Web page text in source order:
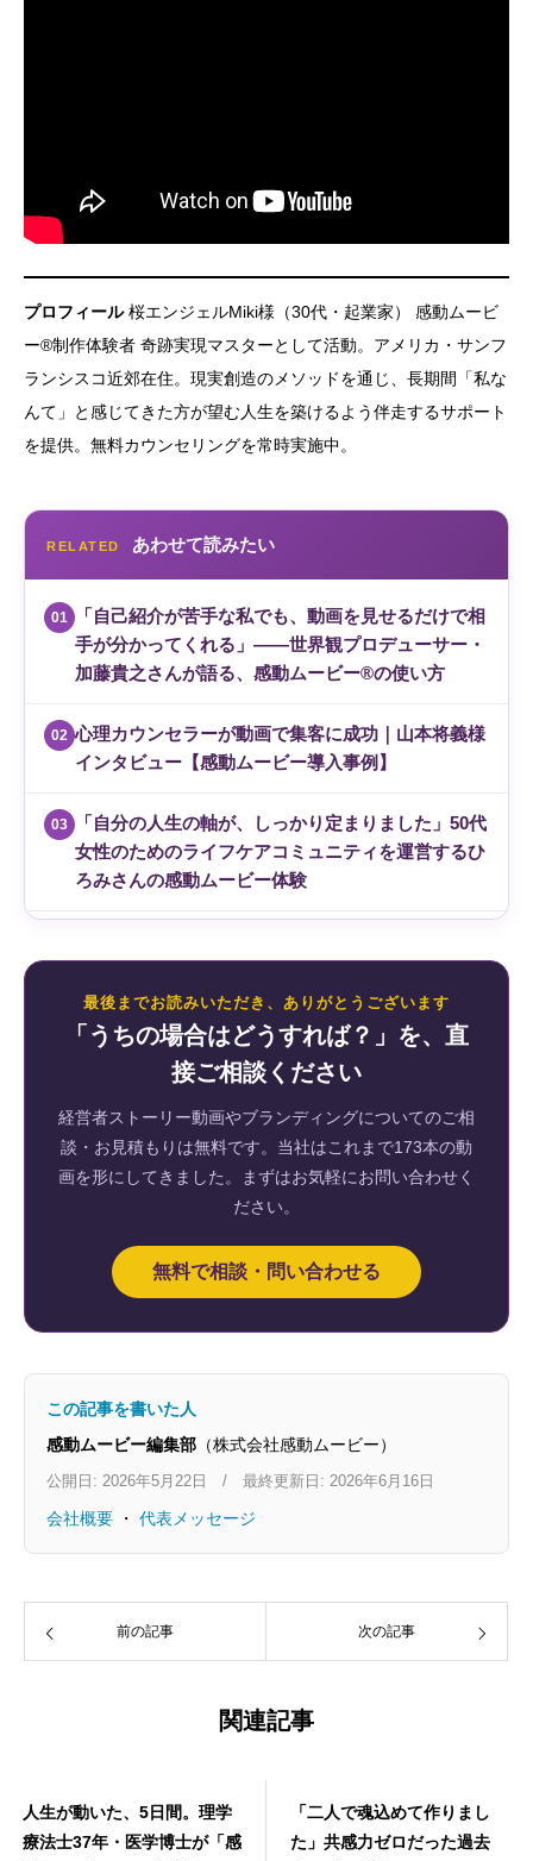
プロフィール桜エンジェルMiki様（30代・起業家） 感動ムービ
ー®制作体験者 奇跡実現マスターとして活動。アメリカ・サンフ
ランシスコ近郊在住。現実創造のメソッドを通じ、長期間「私な
んて」と感じてきた方が望む人生を築けるよう伴走するサポート
を提供。無料カウンセリングを常時実施中。
RELATED あわせて読みたい
01
「自己紹介が苦手な私でも、動画を見せるだけで相
手が分かってくれる」——世界観プロデューサー・
加藤貴之さんが語る、感動ムービー®の使い方
02 心理カウンセラーが動画で集客に成功｜山本将義様
インタビュー【感動ムービー導入事例】
03
「自分の人生の軸が、しっかり定まりました」50代
女性のためのライフケアコミュニティを運営するひ
ろみさんの感動ムービー体験
最後までお読みいただき、ありがとうございます
「うちの場合はどうすれば？」を、直
接ご相談ください
経営者ストーリー動画やブランディングについてのご相
談・お見積もりは無料です。当社はこれまで173本の動
画を形にしてきました。まずはお気軽にお問い合わせく
ださい。
無料で相談・問い合わせる
この記事を書いた人
感動ムービー編集部 （株式会社感動ムービー）
公開日: 2026年5月22日 / 最終更新日: 2026年6月16日
会社概要 ・ 代表メッセージ
前の記事 次の記事
関連記事
人生が動いた、5日間。理学
療法士37年・医学博士が「感
「二人で魂込めて作りまし
た」共感力ゼロだった過去